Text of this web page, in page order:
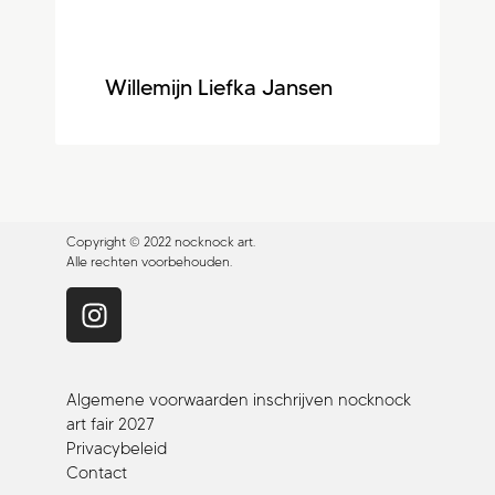
Willemijn Liefka Jansen
Copyright © 2022 nocknock art.
Alle rechten voorbehouden.
Algemene voorwaarden inschrijven nocknock
art fair 2027
Privacybeleid
Contact